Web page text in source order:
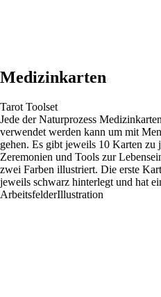
Medizinkarten
Tarot Toolset
Jede der Naturprozess
verwendet werden kann um mit
gehen. Es gibt jeweils 10 Karten zu
Zeremonien und Tools zur
zwei Farben illustriert. Die erste
jeweils schwarz hinterlegt und hat
ArbeitsfelderIllustration